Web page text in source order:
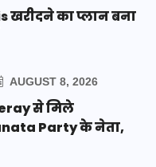
खरीदने का प्लान बना
AUGUST 8, 2026
से मिले
Party के नेता,